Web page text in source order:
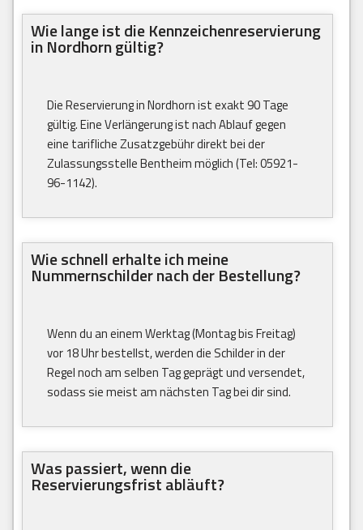
Wie lange ist die Kennzeichenreservierung
in Nordhorn gültig?
Die Reservierung in Nordhorn ist exakt 90 Tage
gültig. Eine Verlängerung ist nach Ablauf gegen
eine tarifliche Zusatzgebühr direkt bei der
Zulassungsstelle Bentheim möglich (Tel: 05921-
96-1142).
Wie schnell erhalte ich meine
Nummernschilder nach der Bestellung?
Wenn du an einem Werktag (Montag bis Freitag)
vor 18 Uhr bestellst, werden die Schilder in der
Regel noch am selben Tag geprägt und versendet,
sodass sie meist am nächsten Tag bei dir sind.
Was passiert, wenn die
Reservierungsfrist abläuft?